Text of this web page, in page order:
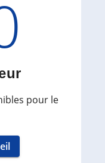
pour le